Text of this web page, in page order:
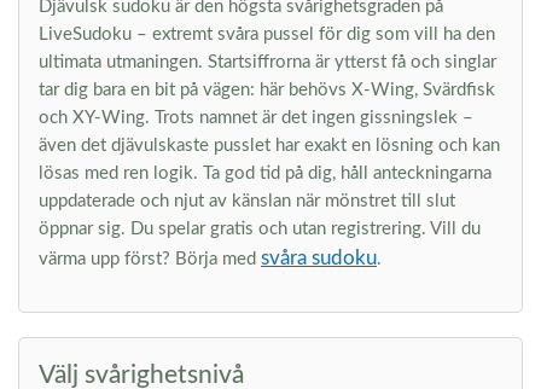
Djävulsk sudoku är den högsta svårighetsgraden på
LiveSudoku – extremt svåra pussel för dig som vill ha den
ultimata utmaningen. Startsiffrorna är ytterst få och singlar
tar dig bara en bit på vägen: här behövs X-Wing, Svärdfisk
och XY-Wing. Trots namnet är det ingen gissningslek –
även det djävulskaste pusslet har exakt en lösning och kan
lösas med ren logik. Ta god tid på dig, håll anteckningarna
uppdaterade och njut av känslan när mönstret till slut
öppnar sig. Du spelar gratis och utan registrering. Vill du
värma upp först? Börja med svåra sudoku.
Välj svårighetsnivå